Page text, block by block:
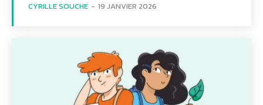
CYRILLE SOUCHE - 19 JANVIER 2026